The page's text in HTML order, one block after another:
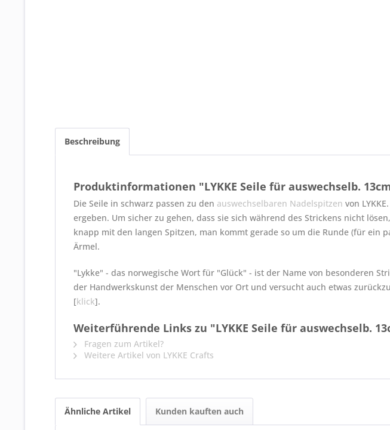
Beschreibung
Produktinformationen "LYKKE Seile für auswechselb.
Die Seile in schwarz passen zu den auswechselbaren Nadelspitzen von
ergeben. Um sicher zu gehen, dass sie sich während des Strickens nicht
knapp mit den langen Spitzen, man kommt gerade so um die Runde (für ein
Ärmel.
"Lykke" - das norwegische Wort für "Glück" - ist der Name von besonderen
der Handwerkskunst der Menschen vor Ort und versucht auch etwas
[klick].
Weiterführende Links zu "LYKKE Seile für auswechselb.
Fragen zum Artikel?
Weitere Artikel von LYKKE Crafts
Ähnliche Artikel Kunden kauften auch